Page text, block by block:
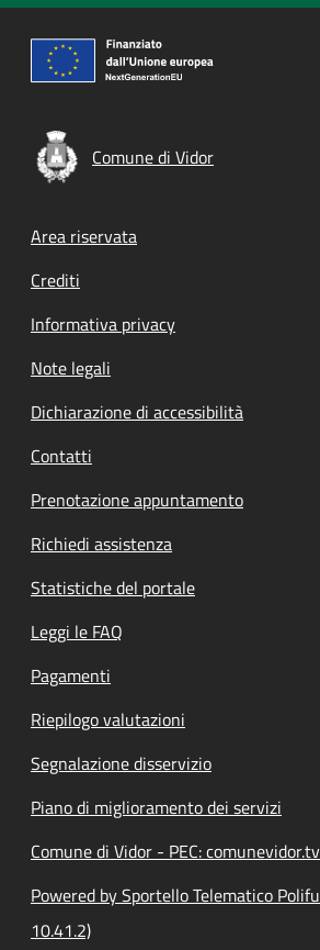
Comune di Vidor
Footer menu
Area riservata
Crediti
Informativa privacy
Note legali
Dichiarazione di accessibilità
Contatti
Prenotazione appuntamento
Richiedi assistenza
Statistiche del portale
Leggi le FAQ
Pagamenti
Riepilogo valutazioni
Segnalazione disservizio
Piano di miglioramento dei servizi
Comune di Vidor - PEC:
Powered by Sportello Telematico
10.41.2)